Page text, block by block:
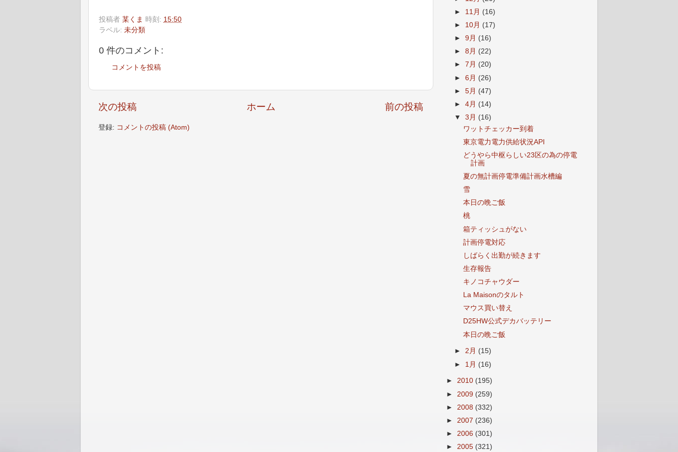
投稿者 某くま 時刻: 15:50
ラベル: 未分類
0 件のコメント:
コメントを投稿
次の投稿 前の投稿
ホーム
登録: コメントの投稿 (Atom)
► 11月 (16)
► 10月 (17)
►9月 (16)
►8月 (22)
►7月 (20)
►6月 (26)
►5月 (47)
►4月 (14)
▼3月 (16)
ワットチェッカー到着
東京電力電力供給状況API
どうやら中枢らしい23区の為の停電
計画
夏の無計画停電準備計画水槽編
雪
本日の晩ご飯
桃
箱ティッシュがない
計画停電対応
しばらく出勤が続きます
生存報告
キノコチャウダー
La Maisonのタルト
マウス買い替え
D25HW公式デカバッテリー
本日の晩ご飯
►2月 (15)
► 1月 (16)
► 2010 (195)
► 2009 (259)
► 2008 (332)
► 2007 (236)
► 2006 (301)
► 2005 (321)